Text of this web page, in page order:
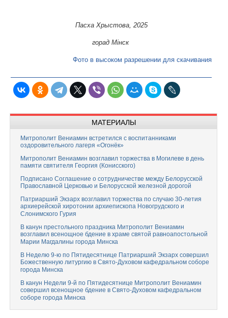
Пасха Хрыстова, 2025
горад Мінск
Фото в высоком разрешении для скачивания
МАТЕРИАЛЫ
Митрополит Вениамин встретился с воспитанниками
оздоровительного лагеря «Огонёк»
Митрополит Вениамин возглавил торжества в Могилеве в день
памяти святителя Георгия (Конисского)
Подписано Соглашение о сотрудничестве между Белорусской
Православной Церковью и Белорусской железной дорогой
Патриарший Экзарх возглавил торжества по случаю 30-летия
архиерейской хиротонии архиепископа Новогрудского и
Слонимского Гурия
В канун престольного праздника Митрополит Вениамин
возглавил всенощное бдение в храме святой равноапостольной
Марии Магдалины города Минска
В Неделю 9-ю по Пятидесятнице Патриарший Экзарх совершил
Божественную литургию в Свято-Духовом кафедральном соборе
города Минска
В канун Недели 9-й по Пятидесятнице Митрополит Вениамин
совершил всенощное бдение в Свято-Духовом кафедральном
соборе города Минска